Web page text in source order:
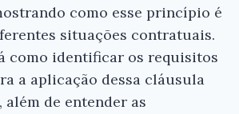
como esse princípio é
situações contratuais.
como identificar os requisitos
a aplicação dessa cláusula
além de entender as